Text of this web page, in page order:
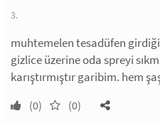
3.
muhtemelen tesadüfen
gizlice üzerine oda spreyi
karıştırmıştır garibim. hem
(0) (0)